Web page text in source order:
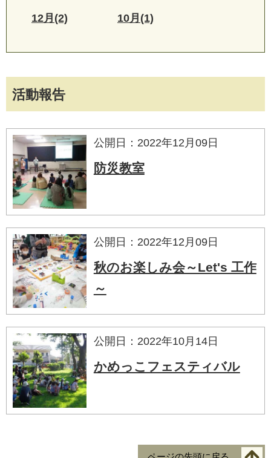
活動報告
公開日：2022年12月09日
防災教室
公開日：2022年12月09日
秋のお楽しみ会～Let's 工作
～
公開日：2022年10月14日
かめっこフェスティバル
12月(2) 10月(1)